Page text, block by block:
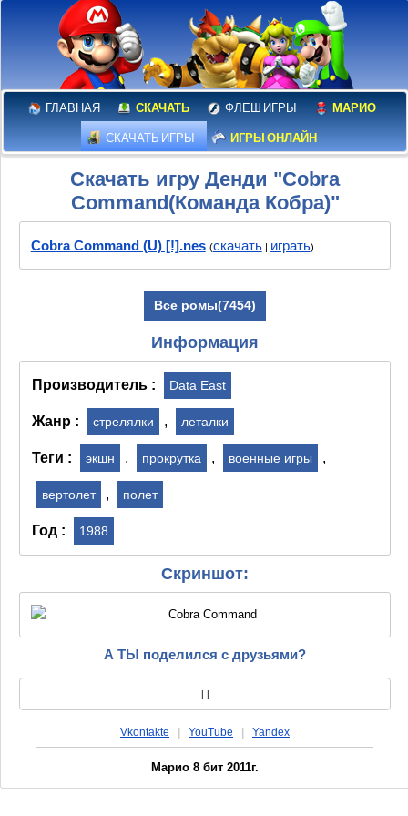
ГЛАВНАЯ СКАЧАТЬ ФЛЕШ ИГРЫ МАРИО
СКАЧАТЬ ИГРЫ ИГРЫ ОНЛАЙН
Скачать игру Денди "Cobra
Command(Команда Кобра)"
Cobra Command (U) [!].nes (скачать| играть)
Все ромы(7454)
Информация
Производитель : Data East
Жанр : стрелялки , леталки
Теги : экшн , прокрутка , военные игры ,
вертолет , полет
Год : 1988
Скриншот:
А ТЫ поделился с друзьями?
| |
Vkontakte YouTube Yandex
Марио 8 бит 2011г.